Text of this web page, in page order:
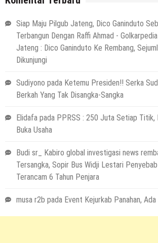
Siap Maju Pilgub Jateng, Dico Ganinduto
Terbangun Dengan Raffi Ahmad - Golkarpedia
Jateng : Dico Ganinduto Ke Rembang,
Dikunjungi
Sudiyono pada Ketemu Presiden!! Serka
Berkah Yang Tak Disangka-Sangka
Elidafa pada PPRSS : 250 Juta Setiap Titik,
Buka Usaha
Budi sr_ Kabiro global investigasi news
Tersangka, Sopir Bus Widji Lestari
Terancam 6 Tahun Penjara
musa r2b pada Event Kejurkab Panahan,